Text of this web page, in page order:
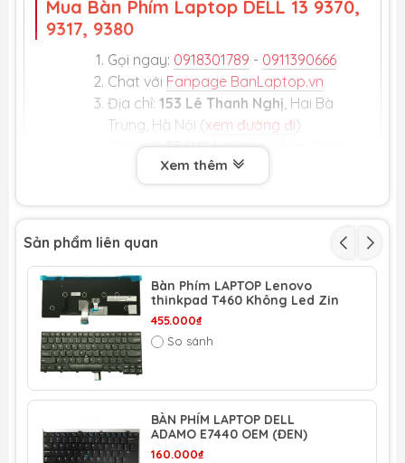
Mua Bàn Phím Laptop DELL 13 9370,
9317, 9380
Gọi ngay: 0918301789 - 0911390666
Chat với Fanpage BanLaptop.vn
Địa chỉ: 153 Lê Thanh Nghị, Hai Bà
Trưng, Hà Nội (xem đường đi)
Cơ sở 2:35/1194 đường Láng
Đa, Hà Nội
Cơ sở 3:số 5 ngõ 12 Trần Phú
Đông (xem đường đi)
Xem thêm
Sản phẩm liên quan
Bàn Phím LAPTOP Lenovo
thinkpad T460 Không Led Zin
455.000₫
So sánh
BÀN PHÍM LAPTOP DELL
ADAMO E7440 OEM (ĐEN)
160.000₫